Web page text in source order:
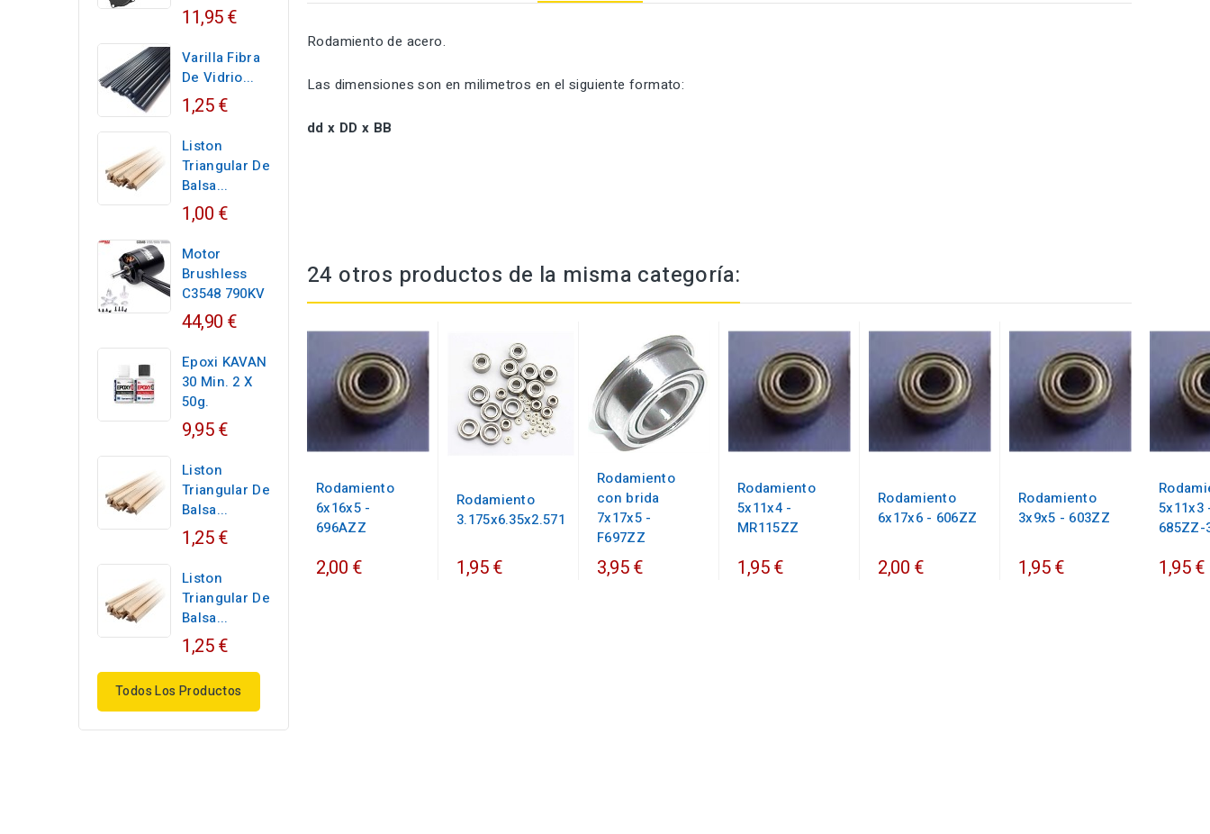
11,95 €
Varilla Fibra
De Vidrio...
1,25 €
Liston
Triangular De
Balsa...
1,00 €
Motor
Brushless
C3548 790KV
44,90 €
Epoxi KAVAN
30 Min. 2 X
50g.
9,95 €
Liston
Triangular De
Balsa...
1,25 €
Liston
Triangular De
Balsa...
1,25 €
Todos Los Productos
Rodamiento de acero.
Las dimensiones son en milimetros en el siguiente formato:
dd x DD x BB
24 otros productos de la misma categoría:
Rodamiento
6x16x5 -
696AZZ
2,00 €
Rodamiento
3.175x6.35x2.571
1,95 €
Rodamiento
con brida
7x17x5 -
F697ZZ
3,95 €
Rodamiento
5x11x4 -
MR115ZZ
1,95 €
Rodamiento
6x17x6 - 606ZZ
2,00 €
Rodamiento
3x9x5 - 603ZZ
1,95 €
5x11x3
685ZZ-
1,95 €